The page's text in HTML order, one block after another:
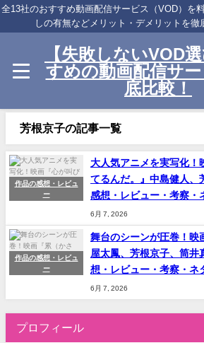
全13社のおすすめ動画配信サービス（VOD）を
しの有無などメリット・デメリットを徹
【失敗しないVOD
すめの動画配信サ
底比較！
芳根京子の記事一覧
作品の感想・レビュ
ー
大人気アニメを実写化！
てるんだ。』中島健人、
感想・レビュー・考察・
6月 7, 2026
作品の感想・レビュ
ー
舞台のシーンが圧巻！映
屋太鳳、芳根京子、筒井
想・レビュー・考察・ネ
6月 7, 2026
プロフィール